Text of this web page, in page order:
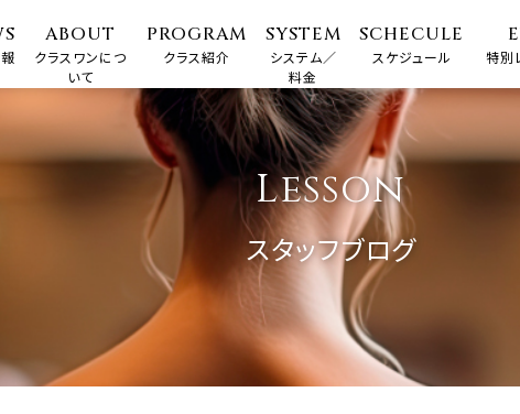
ABOUT
クラスワンにつ
いて
PROGRAM
クラス紹介
SYSTEM
システム／
料金
SCHECULE
スケジュール
特別
Lesson
スタッフブログ